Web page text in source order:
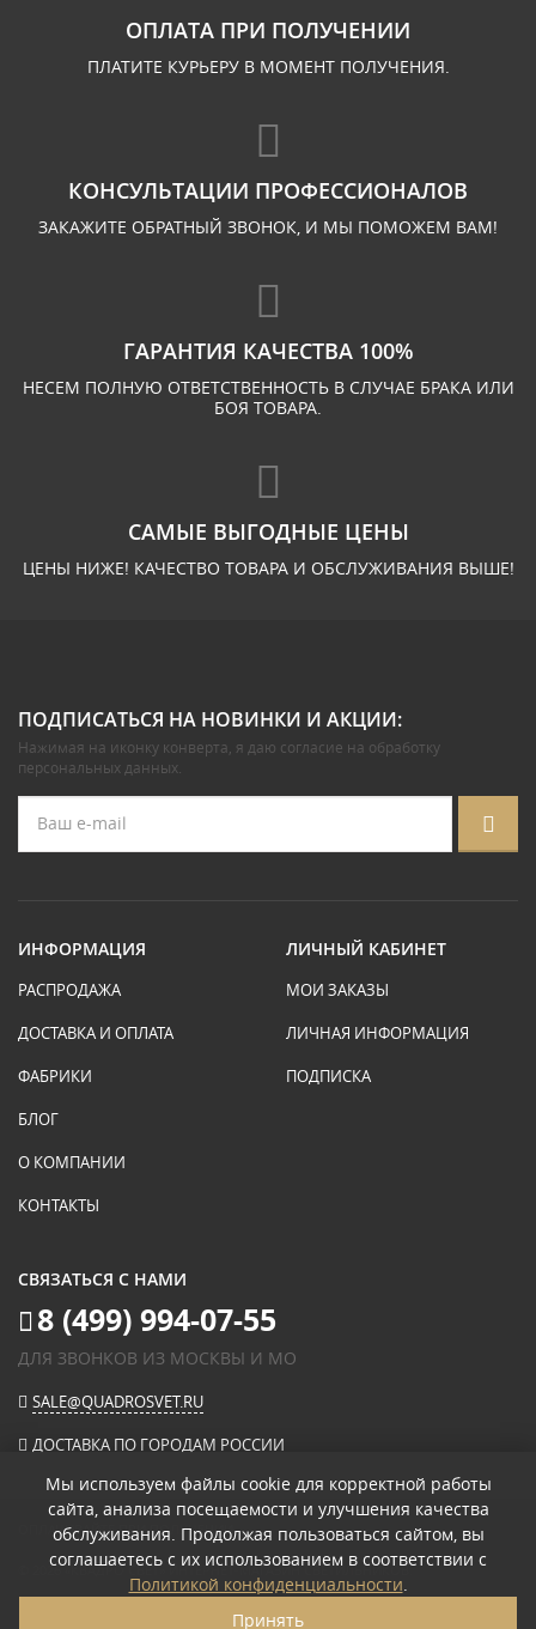
ОПЛАТА ПРИ ПОЛУЧЕНИИ
ПЛАТИТЕ КУРЬЕРУ В МОМЕНТ ПОЛУЧЕНИЯ.
КОНСУЛЬТАЦИИ ПРОФЕССИОНАЛОВ
ЗАКАЖИТЕ ОБРАТНЫЙ ЗВОНОК, И МЫ ПОМОЖЕМ ВАМ!
ГАРАНТИЯ КАЧЕСТВА 100%
НЕСЕМ ПОЛНУЮ ОТВЕТСТВЕННОСТЬ В СЛУЧАЕ БРАКА ИЛИ
БОЯ ТОВАРА.
САМЫЕ ВЫГОДНЫЕ ЦЕНЫ
ЦЕНЫ НИЖЕ! КАЧЕСТВО ТОВАРА И ОБСЛУЖИВАНИЯ ВЫШЕ!
ПОДПИСАТЬСЯ НА НОВИНКИ И АКЦИИ:
Нажимая на иконку конверта, я даю согласие на обработку
персональных данных.
ИНФОРМАЦИЯ
РАСПРОДАЖА
ДОСТАВКА И ОПЛАТА
ФАБРИКИ
БЛОГ
О КОМПАНИИ
КОНТАКТЫ
ЛИЧНЫЙ КАБИНЕТ
МОИ ЗАКАЗЫ
ЛИЧНАЯ ИНФОРМАЦИЯ
ПОДПИСКА
СВЯЗАТЬСЯ С НАМИ
8 (499) 994-07-55
ДЛЯ ЗВОНКОВ ИЗ МОСКВЫ И МО
SALE@QUADROSVET.RU
ДОСТАВКА ПО ГОРОДАМ РОССИИ
ОПЛАЧИВАЙТЕ ПРИ ПОЛУЧЕНИИ
© 2026«КВАДРО СВЕТ» ИНТЕРНЕТ-МАГАЗИН СВЕТИЛЬНИКОВ.
ПОЛИТИКА КОНФИДЕНЦИАЛЬНОСТИ
Мы используем файлы cookie для корректной работы
сайта, анализа посещаемости и улучшения качества
обслуживания. Продолжая пользоваться сайтом, вы
соглашаетесь с их использованием в соответствии с
Политикой конфиденциальности.
Принять